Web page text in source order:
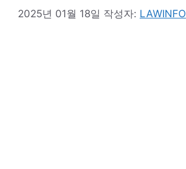
2025년 01월 18일 작성자: LAWINFO